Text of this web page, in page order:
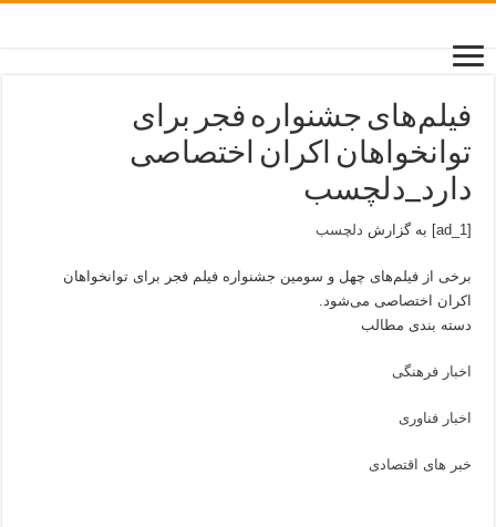
فیلم‌های جشنواره فجر برای
توانخواهان اکران اختصاصی
دارد_دلچسب
[ad_1] به گزارش دلچسب
برخی از فیلم‌های چهل و سومین جشنواره فیلم فجر برای توانخواهان
اکران اختصاصی می‌شود.
دسته بندی مطالب
اخبار فرهنگی
اخبار فناوری
خبر های اقتصادی